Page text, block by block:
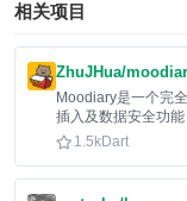
相关项目
ZhuJHua/
Moodiary是一个完
插入及数据安全功能
1.5kDart